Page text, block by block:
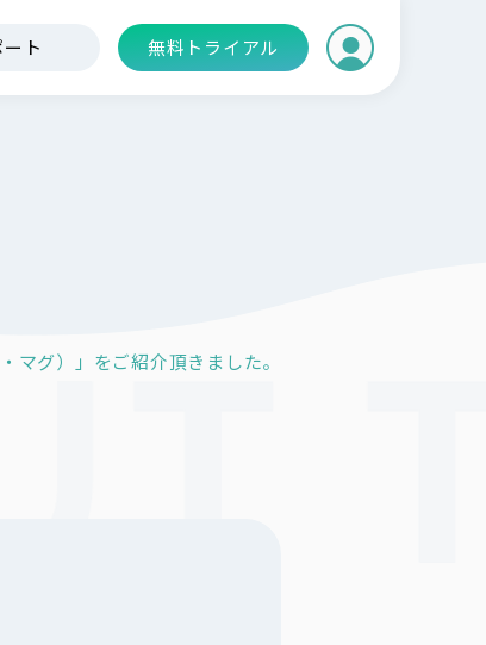
ト 無料トライアル
マグ）」をご紹介頂きました。